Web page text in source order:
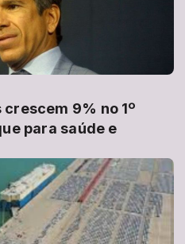
crescem 9% no 1º
para saúde e